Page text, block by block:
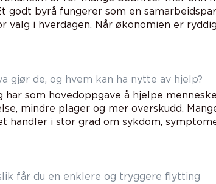
godt byrå fungerer som en
valg i hverdagen. Når økonomien er ryddig
hva gjør de, og hvem kan ha nytte av hjelp?
som hovedoppgave å hjelpe
mindre plager og mer overskudd.
handler i stor grad om sykdom,
Ålesund slik får du en enklere og tryggere flytting